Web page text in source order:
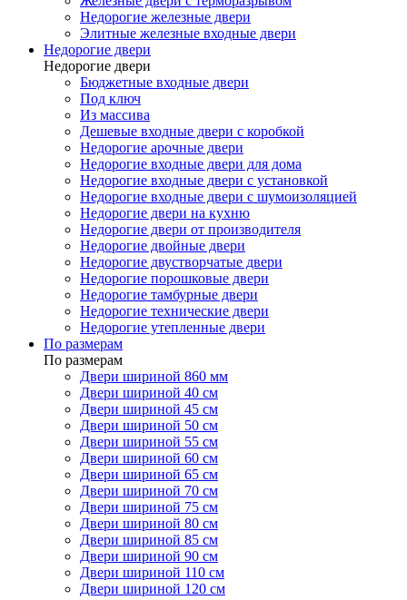
Недорогие железные двери
Элитные железные входные двери
Недорогие двери
Недорогие двери
Бюджетные входные двери
Под ключ
Из массива
Дешевые входные двери с коробкой
Недорогие арочные двери
Недорогие входные двери для дома
Недорогие входные двери с установкой
Недорогие входные двери с шумоизоляцией
Недорогие двери на кухню
Недорогие двери от производителя
Недорогие двойные двери
Недорогие двустворчатые двери
Недорогие порошковые двери
Недорогие тамбурные двери
Недорогие технические двери
Недорогие утепленные двери
По размерам
По размерам
Двери шириной 860 мм
Двери шириной 40 см
Двери шириной 45 см
Двери шириной 50 см
Двери шириной 55 см
Двери шириной 60 см
Двери шириной 65 см
Двери шириной 70 см
Двери шириной 75 см
Двери шириной 80 см
Двери шириной 85 см
Двери шириной 90 см
Двери шириной 110 см
Двери шириной 120 см